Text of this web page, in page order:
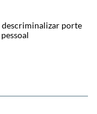
descriminalizar porte